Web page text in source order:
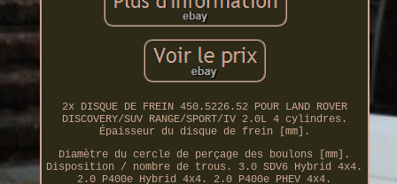
2x DISQUE DE FREIN 450.5226.52 POUR LAND ROVER
DISCOVERY/SUV RANGE/SPORT/IV 2.0L 4 cylindres.
Épaisseur du disque de frein [mm].
Diamètre du cercle de perçage des boulons [mm].
Disposition / nombre de trous. 3.0 SDV6 Hybrid 4x4.
2.0 P400e Hybrid 4x4. 2.0 P400e PHEV 4x4.